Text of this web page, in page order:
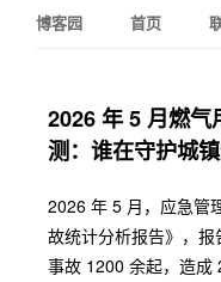
博客园 首页
2026 年 5 月燃气
测：谁在守护城
2026 年 5 月，应急管
故统计分析报告》，
事故 1200 余起，造成